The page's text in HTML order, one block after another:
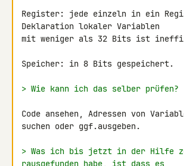
Register: jede einzeln in ein
Deklaration lokaler Variablen
mit weniger als 32 Bits ist
Speicher: in 8 Bits gespeichert.
> Wie kann ich das selber prüfen?
Code ansehen, Adressen von
suchen oder ggf.ausgeben.
> Was ich bis jetzt in der Hilfe
rausgefunden habe, ist dass es